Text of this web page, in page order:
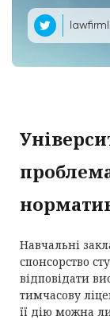
Навчальні
спонсорство
відповідати
тимчасову
її дію можна